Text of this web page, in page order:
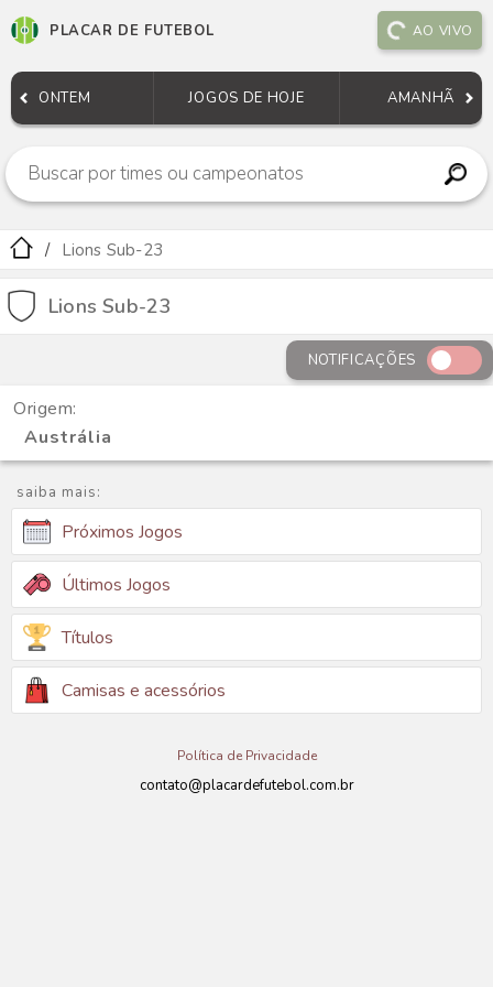
PLACAR DE FUTEBOL AO VIVO
ONTEM JOGOS DE HOJE AMANHÃ
Lions Sub-23
Lions Sub-23
NOTIFICAÇÕES
Origem:
Austrália
saiba mais:
Próximos Jogos
Últimos Jogos
Títulos
Camisas e acessórios
Política de Privacidade
contato@placardefutebol.com.br